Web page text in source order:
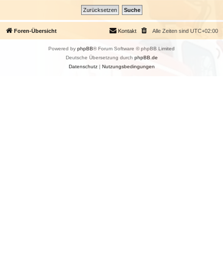
Foren-Übersicht Alle Zeiten sind UTC+02:00
Kontakt
Powered by phpBB® Forum Software © phpBB Limited
Deutsche Übersetzung durch phpBB.de
Datenschutz| Nutzungsbedingungen